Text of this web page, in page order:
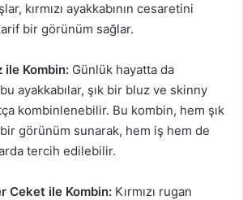
kırmızı ayakkabının cesaretini
bir görünüm sağlar.
ile Kombin: Günlük hayatta da
ayakkabılar, şık bir bluz ve skinny
kombinlenebilir. Bu kombin, hem şık
görünüm sunarak, hem iş hem de
tercih edilebilir.
Ceket ile Kombin: Kırmızı rugan